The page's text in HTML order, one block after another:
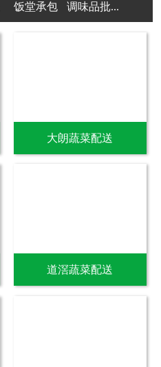
饭堂承包 调味品批...
大朗蔬菜配送
道滘蔬菜配送